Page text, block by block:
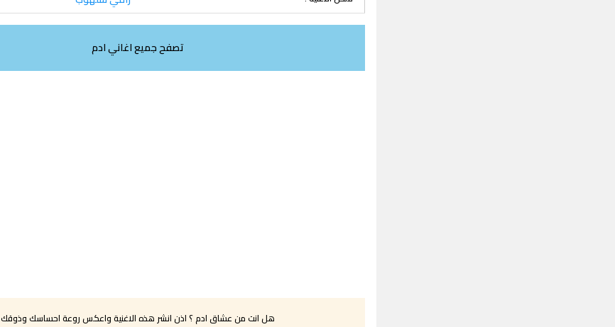
تصفح جميع اغاني ادم
هل انت من عشاق ادم ؟ اذن انشر هذه الاغنية واعكس روعة احساسك وذوقك